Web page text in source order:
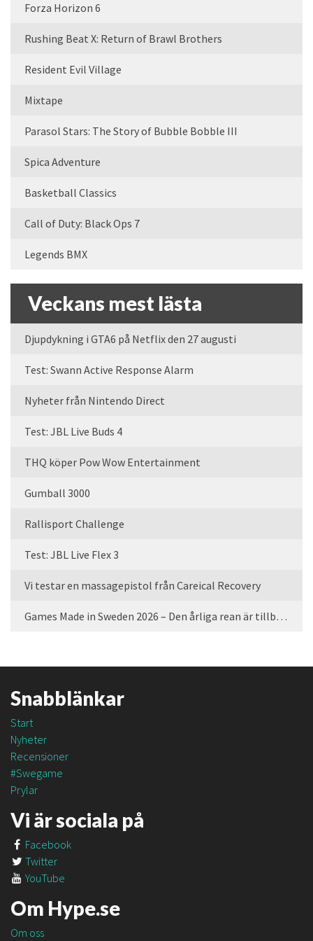
Forza Horizon 6
Rushing Beat X: Return of Brawl Brothers
Resident Evil Village
Mixtape
Parasol Stars: The Story of Bubble Bobble III
Spica Adventure
Basketball Classics
Call of Duty: Black Ops 7
Legends BMX
Veckans mest lästa
Djupdykning i GTA6 på Netflix den 27 augusti
Test: Swann Active Response Alarm
Nyheter från Nintendo Direct
Test: JBL Live Buds 4
THQ köper Pow Wow Entertainment
Gumball 3000
Rallisport Challenge
Test: JBL Live Flex 3
Vi testar en massagepistol från Careical Recovery
Games Made in Sweden 2026 – Den årliga rean är tillbaka
Snabblänkar
Start
Nyheter
Recensioner
#Swegame
Prylar
Vi är sociala på
Facebook
Twitter
YouTube
Om Hype.se
Om oss